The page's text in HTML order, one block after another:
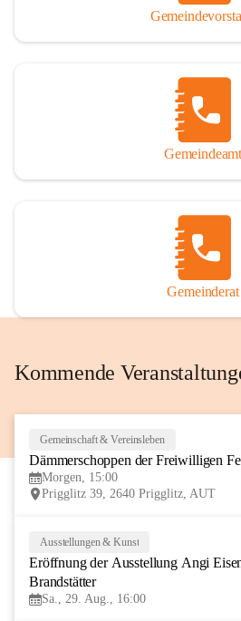
Gemeindeamt
Gemeinderat
Kommende
Gemeinschaft & Vereinsleben
Dämmerschoppen der Freiwilligen
Morgen, 15:00
Prigglitz 39, 2640 Prigglitz, AUT
Ausstellungen & Kunst
Eröffnung der Ausstellung Angi
Brandstätter
Sa., 29. Aug., 16:00